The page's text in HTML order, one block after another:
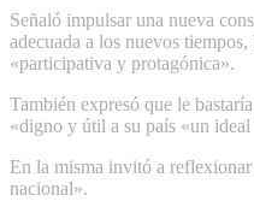
Señaló impulsar una nueva
adecuada a los nuevos
«participativa y protagónica».
También expresó que le
«digno y útil a su país «un
En la misma invitó a
nacional».